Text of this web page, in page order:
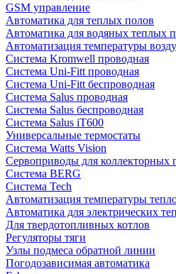
GSM управление
Автоматика для теплых полов
Автоматика для водяных теплых
Автоматизация температуры
Система Kromwell проводная
Система Uni-Fitt проводная
Система Uni-Fitt беспроводная
Система Salus проводная
Система Salus беспроводная
Система Salus iT600
Универсальные термостаты
Система Watts Vision
Сервоприводы для коллекторных
Система BERG
Система Tech
Автоматизация температуры
Автоматика для электрических
Для твердотопливных котлов
Регуляторы тяги
Узлы подмеса обратной линии
Погодозависимая автоматика